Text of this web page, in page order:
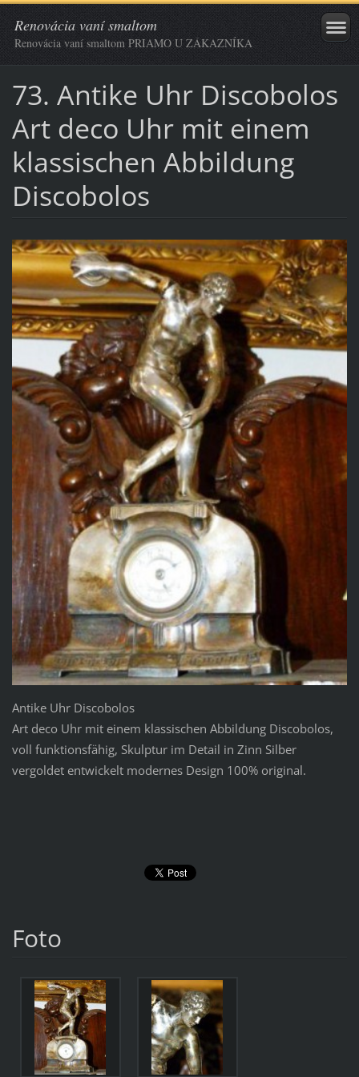
Renovácia vaní smaltom
Renovácia vaní smaltom PRIAMO U ZÁKAZNÍKA
73. Antike Uhr Discobolos
Art deco Uhr mit einem
klassischen Abbildung
Discobolos
Antike Uhr Discobolos
Art deco Uhr mit einem klassischen Abbildung Discobolos,
voll funktionsfähig, Skulptur im Detail in Zinn Silber
vergoldet entwickelt modernes Design 100% original.
Foto